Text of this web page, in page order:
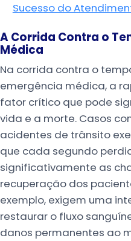
Sucesso do
A Corrida Contra o
Médica
Na corrida contra o
emergência médica, a
fator crítico que pode
vida e a morte. Casos
acidentes de trânsito
que cada segundo
significativamente as
recuperação dos
exemplo, exigem uma
restaurar o fluxo
danos permanentes ao